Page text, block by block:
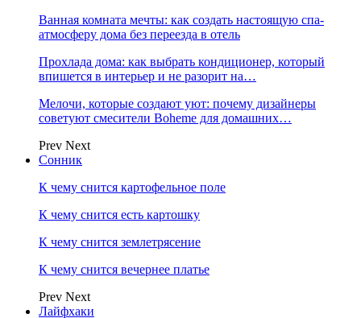
Ванная комната мечты: как создать настоящую спа-
атмосферу дома без переезда в отель
Прохлада дома: как выбрать кондиционер, который
впишется в интерьер и не разорит на…
Мелочи, которые создают уют: почему дизайнеры
советуют смесители Boheme для домашних…
Prev Next
Сонник
К чему снится картофельное поле
К чему снится есть картошку
К чему снится землетрясение
К чему снится вечернее платье
Prev Next
Лайфхаки